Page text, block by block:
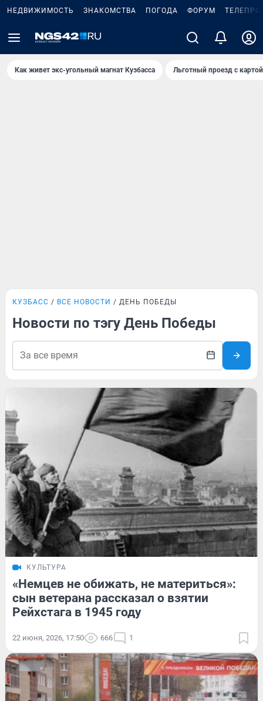
НЕДВИЖИМОСТЬ ЗНАКОМСТВА ПОГОДА ФОРУМ
Как живет экс-угольный магнат Кузбасса Льготный проезд с
КУЗБАСС ВСЕ НОВОСТИ ДЕНЬ ПОБЕДЫ
Новости по тэгу День Победы
КУЛЬТУРА
«Немцев не обижать, не материться»:
сын ветерана рассказал о взятии
Рейхстага в 1945 году
22 июня, 2026, 17:50 666 1